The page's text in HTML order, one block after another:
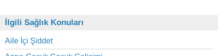
İlgili Sağlık Konuları
Aile İçi Şiddet